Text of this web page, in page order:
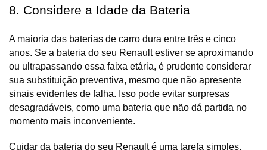
8. Considere a Idade da Bateria
A maioria das baterias de carro dura entre três e cinco
anos. Se a bateria do seu Renault estiver se aproximando
ou ultrapassando essa faixa etária, é prudente considerar
sua substituição preventiva, mesmo que não apresente
sinais evidentes de falha. Isso pode evitar surpresas
desagradáveis, como uma bateria que não dá partida no
momento mais inconveniente.
Cuidar da bateria do seu Renault é uma tarefa simples,